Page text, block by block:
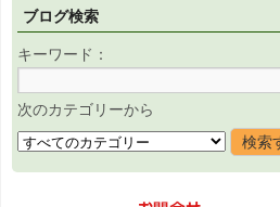
ブログ検索
キーワード：
次のカテゴリーから